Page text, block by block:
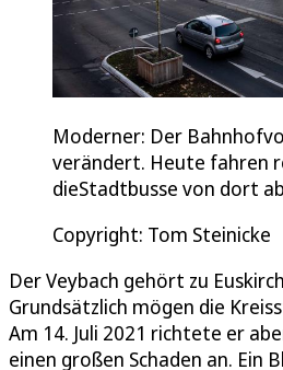
Moderner: Der
verändert. Heute fahren
dieStadtbusse von dort
Copyright: Tom Steinicke
Der Veybach gehört zu
Grundsätzlich mögen die
Am 14. Juli 2021 richtete er
einen großen Schaden an. Ein